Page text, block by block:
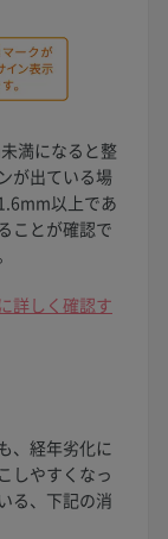
満になると整
が出ている場
以上であ
ことが確認で
詳しく確認す
、経年劣化に
しやすくなっ
る、下記の消